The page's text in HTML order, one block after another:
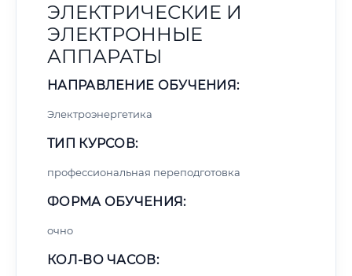
ЭЛЕКТРИЧЕСКИЕ И
ЭЛЕКТРОННЫЕ
АППАРАТЫ
НАПРАВЛЕНИЕ ОБУЧЕНИЯ:
Электроэнергетика
ТИП КУРСОВ:
профессиональная переподготовка
ФОРМА ОБУЧЕНИЯ:
очно
КОЛ-ВО ЧАСОВ: